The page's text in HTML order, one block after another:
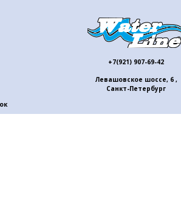
Левашовское шоссе, 6 ,
Санкт-Петербург
+7(921) 907-69-42